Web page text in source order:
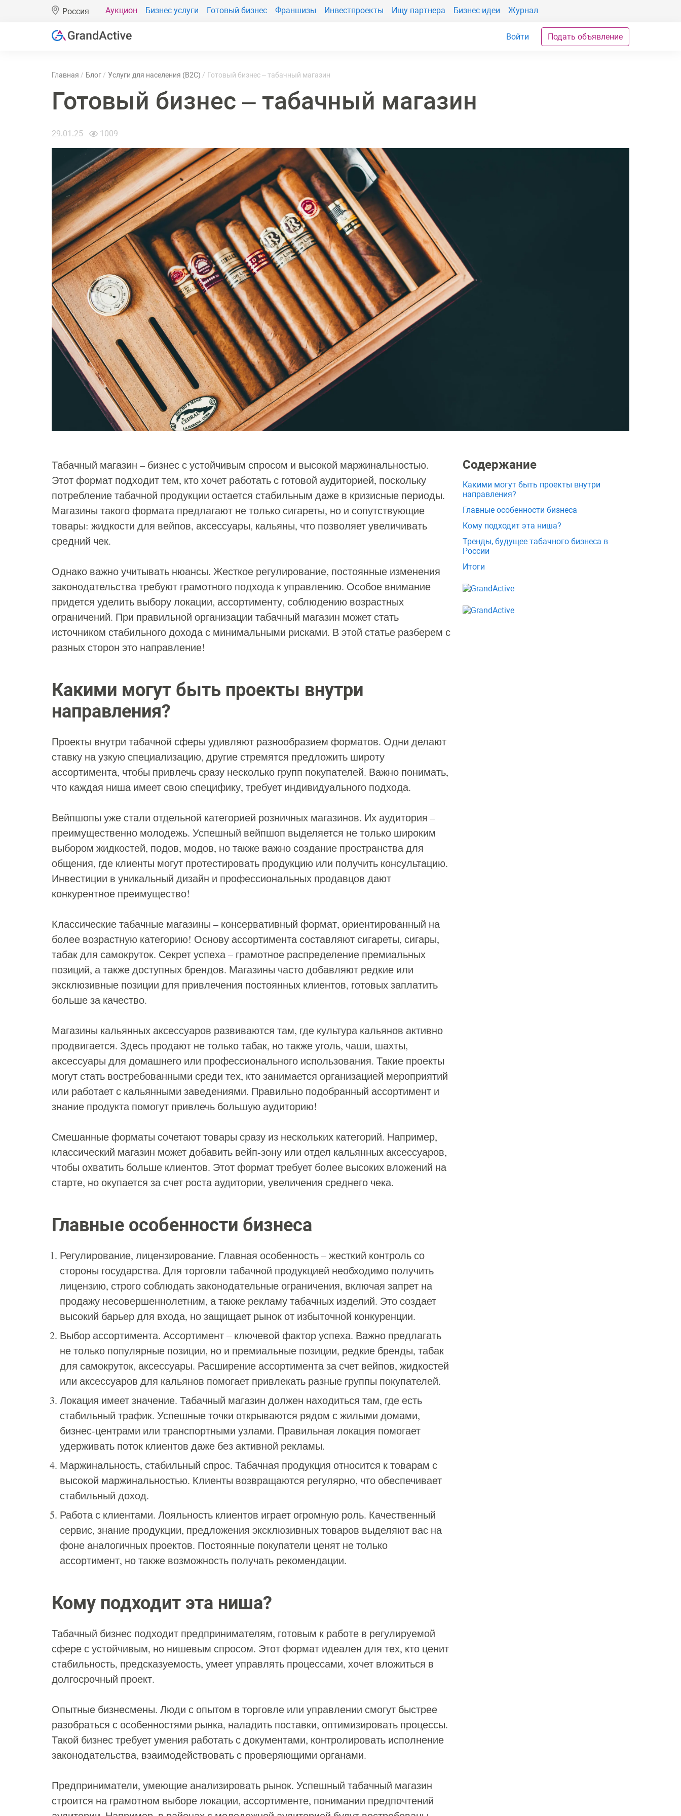
Россия Аукцион Бизнес услуги Готовый бизнес Франшизы Инвестпроекты Ищу партнера Бизнес идеи Журнал
Войти Подать объявление
Главная Блог Услуги для населения (B2C) Готовый бизнес – табачный магазин
Готовый бизнес – табачный магазин
29.01.25 1009
Табачный магазин – бизнес с устойчивым спросом и высокой маржинальностью.
Этот формат подходит тем, кто хочет работать с готовой аудиторией, поскольку
потребление табачной продукции остается стабильным даже в кризисные периоды.
Магазины такого формата предлагают не только сигареты, но и сопутствующие
товары: жидкости для вейпов, аксессуары, кальяны, что позволяет увеличивать
средний чек.
Однако важно учитывать нюансы. Жесткое регулирование, постоянные изменения
законодательства требуют грамотного подхода к управлению. Особое внимание
придется уделить выбору локации, ассортименту, соблюдению возрастных
ограничений. При правильной организации табачный магазин может стать
источником стабильного дохода с минимальными рисками. В этой статье разберем с
разных сторон это направление!
Какими могут быть проекты внутри
направления?
Проекты внутри табачной сферы удивляют разнообразием форматов. Одни делают
ставку на узкую специализацию, другие стремятся предложить широту
ассортимента, чтобы привлечь сразу несколько групп покупателей. Важно понимать,
что каждая ниша имеет свою специфику, требует индивидуального подхода.
Вейпшопы уже стали отдельной категорией розничных магазинов. Их аудитория –
преимущественно молодежь. Успешный вейпшоп выделяется не только широким
выбором жидкостей, подов, модов, но также важно создание пространства для
общения, где клиенты могут протестировать продукцию или получить консультацию.
Инвестиции в уникальный дизайн и профессиональных продавцов дают
конкурентное преимущество!
Классические табачные магазины – консервативный формат, ориентированный на
более возрастную категорию! Основу ассортимента составляют сигареты, сигары,
табак для самокруток. Секрет успеха – грамотное распределение премиальных
позиций, а также доступных брендов. Магазины часто добавляют редкие или
эксклюзивные позиции для привлечения постоянных клиентов, готовых заплатить
больше за качество.
Магазины кальянных аксессуаров развиваются там, где культура кальянов активно
продвигается. Здесь продают не только табак, но также уголь, чаши, шахты,
аксессуары для домашнего или профессионального использования. Такие проекты
могут стать востребованными среди тех, кто занимается организацией мероприятий
или работает с кальянными заведениями. Правильно подобранный ассортимент и
знание продукта помогут привлечь большую аудиторию!
Смешанные форматы сочетают товары сразу из нескольких категорий. Например,
классический магазин может добавить вейп-зону или отдел кальянных аксессуаров,
чтобы охватить больше клиентов. Этот формат требует более высоких вложений на
старте, но окупается за счет роста аудитории, увеличения среднего чека.
Главные особенности бизнеса
Регулирование, лицензирование. Главная особенность – жесткий контроль со
стороны государства. Для торговли табачной продукцией необходимо получить
лицензию, строго соблюдать законодательные ограничения, включая запрет на
продажу несовершеннолетним, а также рекламу табачных изделий. Это создает
высокий барьер для входа, но защищает рынок от избыточной конкуренции.
Выбор ассортимента. Ассортимент – ключевой фактор успеха. Важно предлагать
не только популярные позиции, но и премиальные позиции, редкие бренды, табак
для самокруток, аксессуары. Расширение ассортимента за счет вейпов, жидкостей
или аксессуаров для кальянов помогает привлекать разные группы покупателей.
Локация имеет значение. Табачный магазин должен находиться там, где есть
стабильный трафик. Успешные точки открываются рядом с жилыми домами,
бизнес-центрами или транспортными узлами. Правильная локация помогает
удерживать поток клиентов даже без активной рекламы.
Маржинальность, стабильный спрос. Табачная продукция относится к товарам с
высокой маржинальностью. Клиенты возвращаются регулярно, что обеспечивает
стабильный доход.
Работа с клиентами. Лояльность клиентов играет огромную роль. Качественный
сервис, знание продукции, предложения эксклюзивных товаров выделяют вас на
фоне аналогичных проектов. Постоянные покупатели ценят не только
ассортимент, но также возможность получать рекомендации.
Кому подходит эта ниша?
Табачный бизнес подходит предпринимателям, готовым к работе в регулируемой
сфере с устойчивым, но нишевым спросом. Этот формат идеален для тех, кто ценит
стабильность, предсказуемость, умеет управлять процессами, хочет вложиться в
долгосрочный проект.
Опытные бизнесмены. Люди с опытом в торговле или управлении смогут быстрее
разобраться с особенностями рынка, наладить поставки, оптимизировать процессы.
Такой бизнес требует умения работать с документами, контролировать исполнение
законодательства, взаимодействовать с проверяющими органами.
Предприниматели, умеющие анализировать рынок. Успешный табачный магазин
строится на грамотном выборе локации, ассортименте, понимании предпочтений
Содержание
Какими могут быть проекты внутри
направления?
Главные особенности бизнеса
Кому подходит эта ниша?
Тренды, будущее табачного бизнеса в
России
Итоги